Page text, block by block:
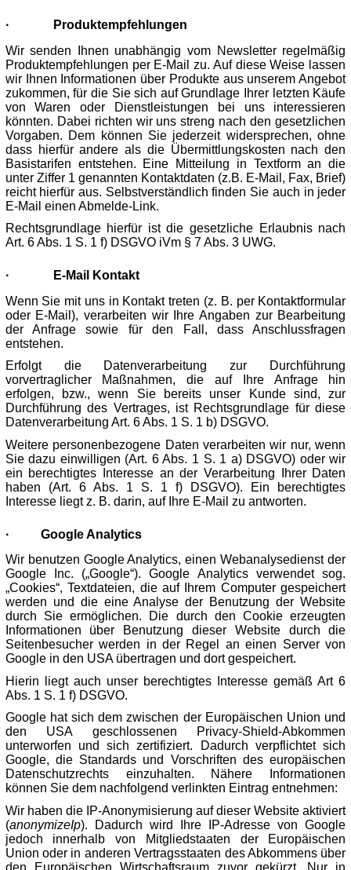
·
Produktempfehlungen
Wir senden Ihnen unabhängig vom Newsletter regelmäßig
Produktempfehlungen per E-Mail zu. Auf diese Weise lassen
wir Ihnen Informationen über Produkte aus unserem Angebot
zukommen, für die Sie sich auf Grundlage Ihrer letzten Käufe
von Waren oder Dienstleistungen bei uns interessieren
könnten. Dabei richten wir uns streng nach den gesetzlichen
Vorgaben. Dem können Sie jederzeit widersprechen, ohne
dass hierfür andere als die Übermittlungskosten nach den
Basistarifen entstehen. Eine Mitteilung in Textform an die
unter Ziffer 1 genannten Kontaktdaten (z.B. E-Mail, Fax, Brief)
reicht hierfür aus. Selbstverständlich finden Sie auch in jeder
E-Mail einen Abmelde-Link.
Rechtsgrundlage hierfür ist die gesetzliche Erlaubnis nach
Art. 6 Abs. 1 S. 1 f) DSGVO iVm § 7 Abs. 3 UWG.
·
E-Mail Kontakt
Wenn Sie mit uns in Kontakt treten (z. B. per Kontaktformular
oder E-Mail), verarbeiten wir Ihre Angaben zur Bearbeitung
der Anfrage sowie für den Fall, dass Anschlussfragen
entstehen.
Erfolgt die Datenverarbeitung zur Durchführung
vorvertraglicher Maßnahmen, die auf Ihre Anfrage hin
erfolgen, bzw., wenn Sie bereits unser Kunde sind, zur
Durchführung des Vertrages, ist Rechtsgrundlage für diese
Datenverarbeitung Art. 6 Abs. 1 S. 1 b) DSGVO.
Weitere personenbezogene Daten verarbeiten wir nur, wenn
Sie dazu einwilligen (Art. 6 Abs. 1 S. 1 a) DSGVO) oder wir
ein berechtigtes Interesse an der Verarbeitung Ihrer Daten
haben (Art. 6 Abs. 1 S. 1 f) DSGVO). Ein berechtigtes
Interesse liegt z. B. darin, auf Ihre E-Mail zu antworten.
·
Google Analytics
Wir benutzen Google Analytics, einen Webanalysedienst der
Google Inc. („Google“). Google Analytics verwendet sog.
„Cookies“, Textdateien, die auf Ihrem Computer gespeichert
werden und die eine Analyse der Benutzung der Website
durch Sie ermöglichen. Die durch den Cookie erzeugten
Informationen über Benutzung dieser Website durch die
Seitenbesucher werden in der Regel an einen Server von
Google in den USA übertragen und dort gespeichert.
Hierin liegt auch unser berechtigtes Interesse gemäß Art 6
Abs. 1 S. 1 f) DSGVO.
Google hat sich dem zwischen der Europäischen Union und
den USA geschlossenen Privacy-Shield-Abkommen
unterworfen und sich zertifiziert. Dadurch verpflichtet sich
Google, die Standards und Vorschriften des europäischen
Datenschutzrechts einzuhalten. Nähere Informationen
können Sie dem nachfolgend verlinkten Eintrag entnehmen:
Wir haben die IP-Anonymisierung auf dieser Website aktiviert
(anonymizeIp). Dadurch wird Ihre IP-Adresse von Google
jedoch innerhalb von Mitgliedstaaten der Europäischen
Union oder in anderen Vertragsstaaten des Abkommens über